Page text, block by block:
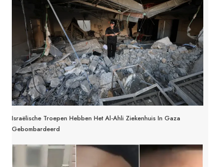
Israëlische Troepen Hebben Het Al-Ahli Ziekenhuis In Gaza
Gebombardeerd